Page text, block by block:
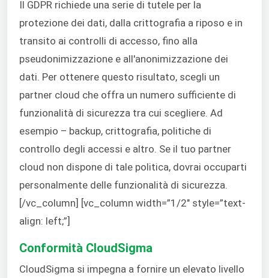
Il GDPR richiede una serie di tutele per la
protezione dei dati, dalla crittografia a riposo e in
transito ai controlli di accesso, fino alla
pseudonimizzazione e all'anonimizzazione dei
dati. Per ottenere questo risultato, scegli un
partner cloud che offra un numero sufficiente di
funzionalità di sicurezza tra cui scegliere. Ad
esempio – backup, crittografia, politiche di
controllo degli accessi e altro. Se il tuo partner
cloud non dispone di tale politica, dovrai occuparti
personalmente delle funzionalità di sicurezza.
[/vc_column] [vc_column width=”1/2″ style=”text-
align: left;”]
Conformità CloudSigma
CloudSigma si impegna a fornire un elevato livello